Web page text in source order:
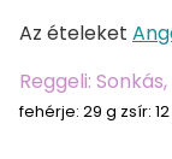
Az ételeket
Reggeli:
fehérje: 29 g zsír: